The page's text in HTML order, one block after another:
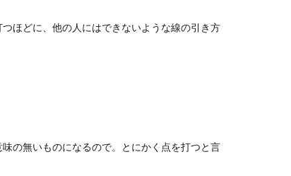
ほどに、他の人にはできないような線の引き方
の無いものになるので。とにかく点を打つと言